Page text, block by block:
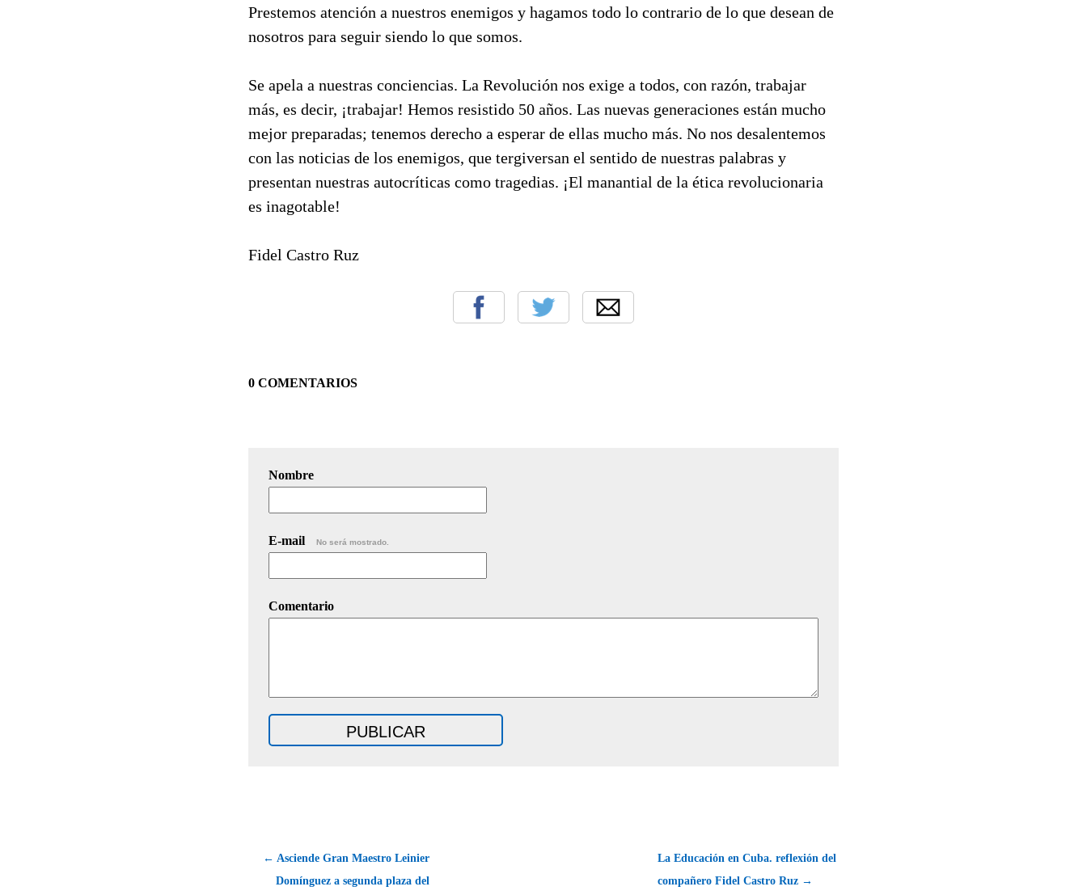
Prestemos atención a nuestros enemigos y hagamos todo lo contrario de lo que desean de
nosotros para seguir siendo lo que somos.
Se apela a nuestras conciencias. La Revolución nos exige a todos, con razón, trabajar
más, es decir, ¡trabajar! Hemos resistido 50 años. Las nuevas generaciones están mucho
mejor preparadas; tenemos derecho a esperar de ellas mucho más. No nos desalentemos
con las noticias de los enemigos, que tergiversan el sentido de nuestras palabras y
presentan nuestras autocríticas como tragedias. ¡El manantial de la ética revolucionaria
es inagotable!
Fidel Castro Ruz
0 COMENTARIOS
Nombre
E-mail No será mostrado.
Comentario
← Asciende Gran Maestro Leinier
Domínguez a segunda plaza del
La Educación en Cuba. reflexión del
compañero Fidel Castro Ruz →